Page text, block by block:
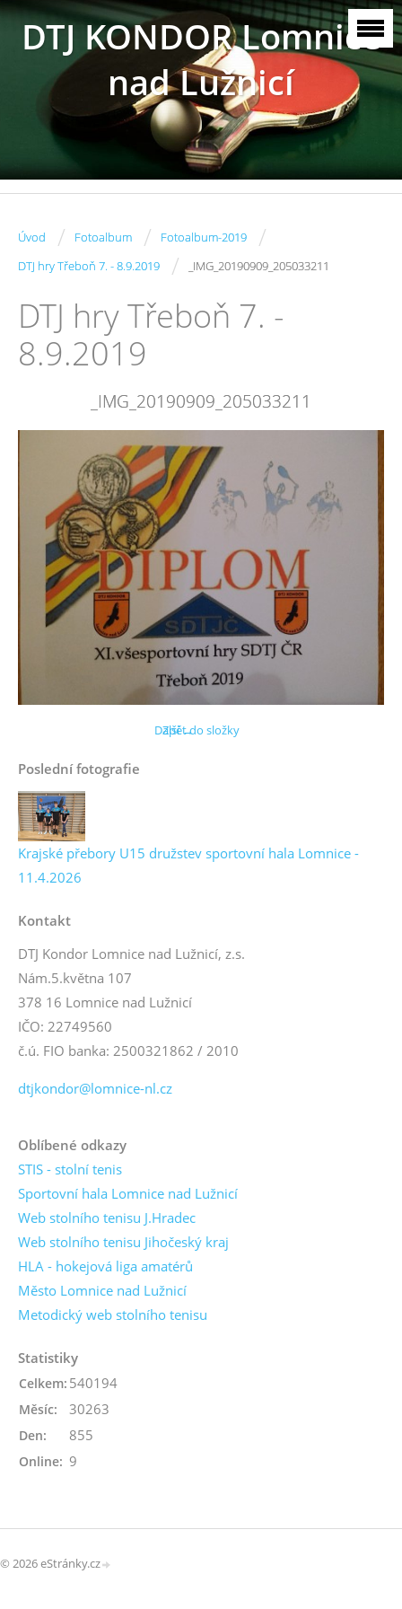
DTJ KONDOR Lomnice
nad Lužnicí
Úvod / Fotoalbum / Fotoalbum-2019 /
DTJ hry Třeboň 7. - 8.9.2019 / _IMG_20190909_205033211
DTJ hry Třeboň 7. -
8.9.2019
_IMG_20190909_205033211
Další →
Zpět do složky
Poslední fotografie
Krajské přebory U15 družstev sportovní hala Lomnice -
11.4.2026
Kontakt
DTJ Kondor Lomnice nad Lužnicí, z.s.
Nám.5.května 107
378 16 Lomnice nad Lužnicí
IČO: 22749560
č.ú. FIO banka: 2500321862 / 2010
dtjkondor@lomnice-nl.cz
Oblíbené odkazy
STIS - stolní tenis
Sportovní hala Lomnice nad Lužnicí
Web stolního tenisu J.Hradec
Web stolního tenisu Jihočeský kraj
HLA - hokejová liga amatérů
Město Lomnice nad Lužnicí
Metodický web stolního tenisu
Statistiky
Online: 9
Celkem: 540194
Měsíc: 30263
Den: 855
© 2026 eStránky.cz